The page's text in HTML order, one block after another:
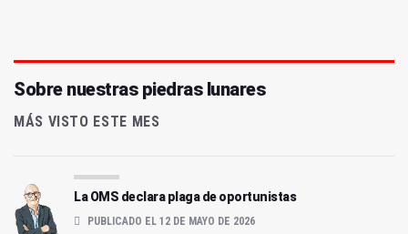
Sobre nuestras piedras lunares
MÁS VISTO ESTE MES
La OMS declara plaga de oportunistas
PUBLICADO EL 12 DE MAYO DE 2026